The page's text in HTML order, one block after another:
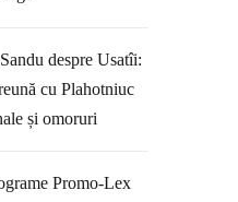
despre Usatîi:
cu Plahotniuc
și omoruri
Promo-Lex